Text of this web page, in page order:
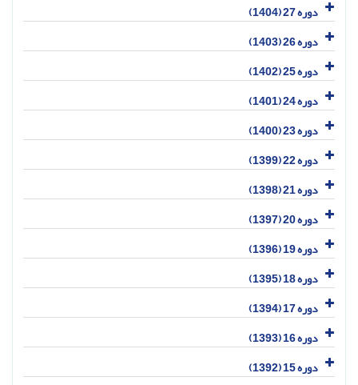
دوره 27 (1404)
دوره 26 (1403)
دوره 25 (1402)
دوره 24 (1401)
دوره 23 (1400)
دوره 22 (1399)
دوره 21 (1398)
دوره 20 (1397)
دوره 19 (1396)
دوره 18 (1395)
دوره 17 (1394)
دوره 16 (1393)
دوره 15 (1392)